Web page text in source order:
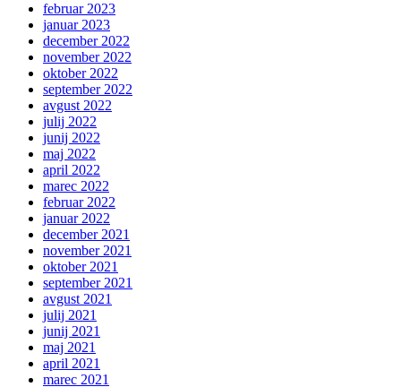
februar 2023
januar 2023
december 2022
november 2022
oktober 2022
september 2022
avgust 2022
julij 2022
junij 2022
maj 2022
april 2022
marec 2022
februar 2022
januar 2022
december 2021
november 2021
oktober 2021
september 2021
avgust 2021
julij 2021
junij 2021
maj 2021
april 2021
marec 2021